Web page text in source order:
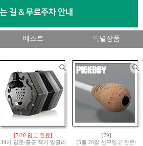
베스트 특별상품
[7/20 입고 완료]
30키 입문/중급 잭키 잉글리
[79]
[5월 26일 신규입고 완료/